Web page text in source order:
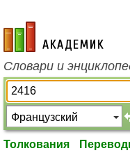
academic.ru
Словари и
Толкования